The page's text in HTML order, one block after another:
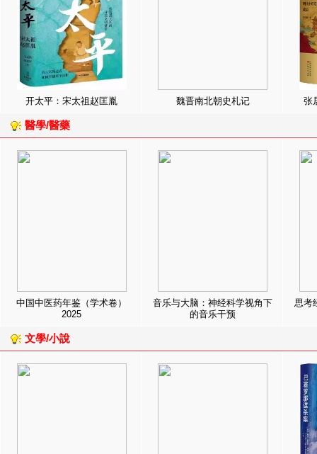
开太平：宋太祖赵匡胤 魏晋南北朝史札记 张
醫學/醫藥
中国中医药年鉴（学术卷）
2025
音乐与大脑：神经科学视角下
的音乐干预
思考
文學/小說